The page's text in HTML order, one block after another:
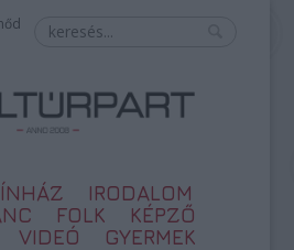
IRODALOM
FOLK
KÉPZŐ
VIDEÓ GYERMEK